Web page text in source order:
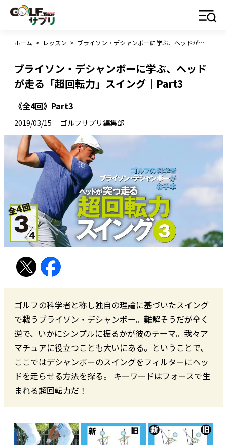
ホーム > レッスン > ブライソン・デシャンボーに学ぶ、ヘッドが走る「超回転力」スイング｜Part3
ブライソン・デシャンボーに学ぶ、ヘッド
が走る「超回転力」スイング｜Part3
《全4回》Part3
2019/03/15 ゴルフサプリ編集部
ゴルフの科学者と称し独自の理論に基づいたスイング
で戦うブライソン・デシャンボー。難解そうだが全く
逆で、いかにシンプルに振るかが彼のテーマ。我々ア
マチュアに役立つことも大いにある。ということで、
ここではデシャンボーのスイングをフィルターにヘッ
ドを走らせる方法を探る。 キーワードはフォースで生
まれる超回転力だ！